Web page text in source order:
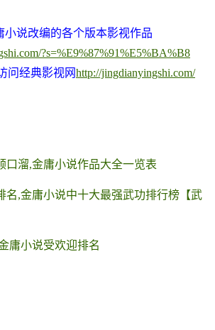
小说改编的各个版本影视作品
?s=%E9%87%91%E5%BA%B8
问经典影视网http://jingdianyingshi.com/
口溜,金庸小说作品大全一览表
名,金庸小说中十大最强武功排行榜【武
庸小说受欢迎排名